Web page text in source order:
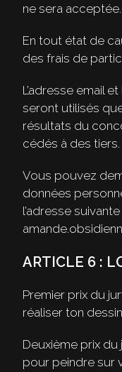
ne sera acceptée.
En tout état de
des frais de
L’adresse email
seront utilisés
résultats du
cédés à des tiers.
Vous pouvez
données
l’adresse suivante
ARTICLE 6 :
Premier prix du
réaliser ton
Deuxième prix du
pour peindre sur